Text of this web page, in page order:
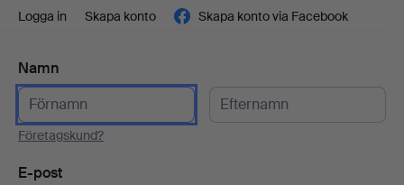
Logga in Skapa konto Skapa konto via Facebook
Namn
Företagskund?
E-post